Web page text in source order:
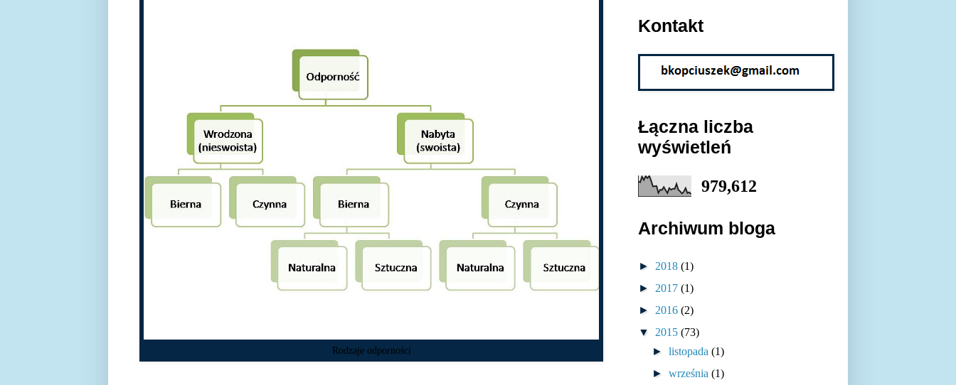
Rodzaje odporności
Kontakt
Łączna liczba
wyświetleń
979,612
Archiwum bloga
► 2018 (1)
► 2017 (1)
► 2016 (2)
▼ 2015 (73)
►listopada(1)
►września(1)